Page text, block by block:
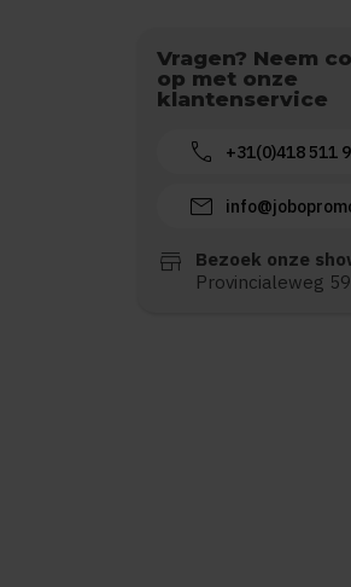
Vragen? Neem
op met onze
klantenservice
call +31(0)418 511
mail
store
Bezoek onze
Provincialeweg 59